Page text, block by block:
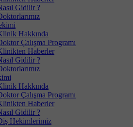
Gidilir ?
Hakkında
Çalışma Programı
Haberler
Gidilir ?
Hakkında
Çalışma Programı
Haberler
Gidilir ?
Hekimlerimiz